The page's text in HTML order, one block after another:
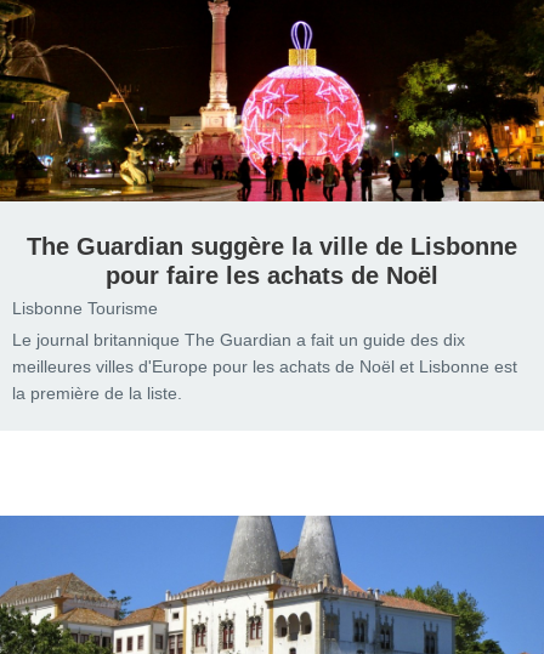
The Guardian suggère la ville de Lisbonne
pour faire les achats de Noël
Lisbonne Tourisme
Le journal britannique The Guardian a fait un guide des dix
meilleures villes d'Europe pour les achats de Noël et Lisbonne est
la première de la liste.